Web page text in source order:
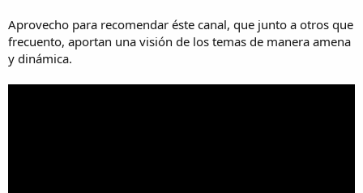
Aprovecho para recomendar éste canal, que junto a otros que
frecuento, aportan una visión de los temas de manera amena
y dinámica.